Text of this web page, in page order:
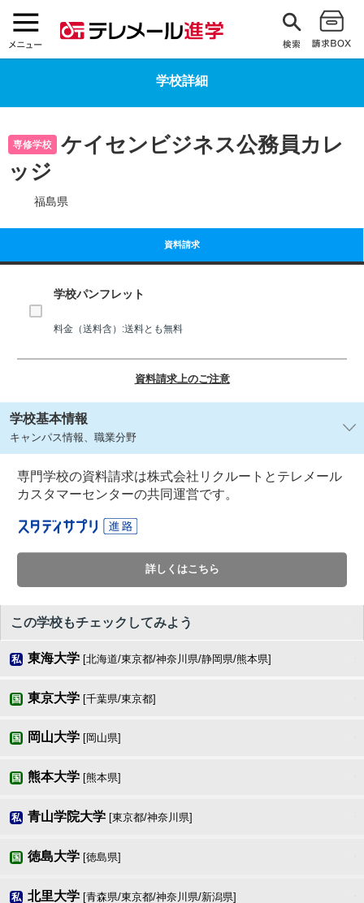
学校詳細
専修学校
ケイセンビジネス公務員カレ
ッジ
福島県
資料請求
学校パンフレット
料金（送料含）:送料とも無料
資料請求上のご注意
学校基本情報
キャンパス情報、職業分野
専門学校の資料請求は株式会社リクルートとテレメール
カスタマーセンターの共同運営です。
詳しくはこちら
この学校もチェックしてみよう
私 東海大学 [北海道/東京都/神奈川県/静岡県/熊本県]
国 東京大学 [千葉県/東京都]
国 岡山大学 [岡山県]
国 熊本大学 [熊本県]
私 青山学院大学 [東京都/神奈川県]
国 徳島大学 [徳島県]
私 北里大学 [青森県/東京都/神奈川県/新潟県]